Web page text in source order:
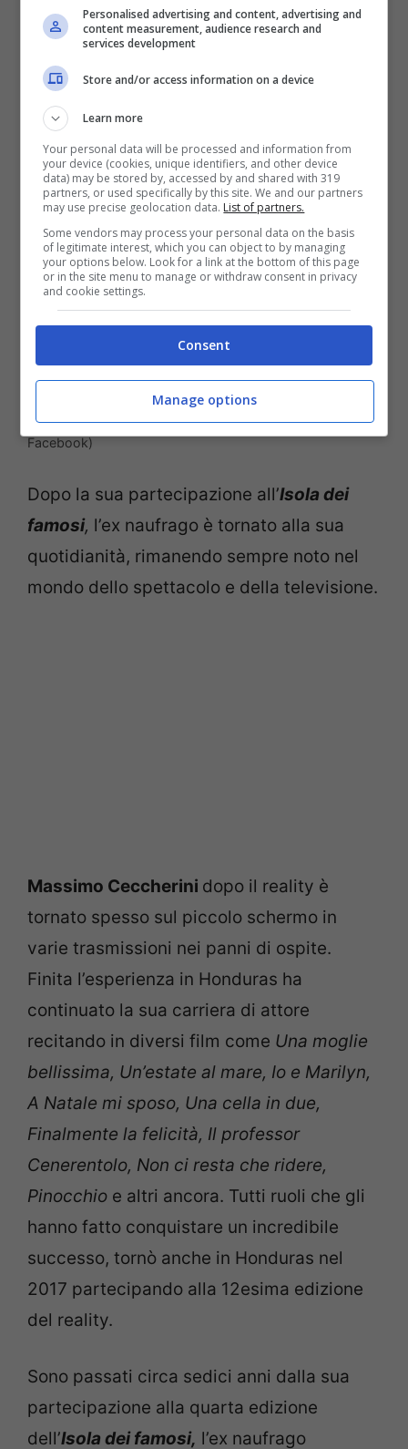
Ecco cosa ha fatto dopo
l’Isola dei famosi e cosa fa
oggiMassimo Ceccherini
L’ex naufrago Massimo Ceccherini (Screenshot da
Facebook)
Dopo la sua partecipazione all’Isola dei
famosi, l’ex naufrago è tornato alla sua
quotidianità, rimanendo sempre noto nel
mondo dello spettacolo e della televisione.
Massimo Ceccherini dopo il reality è
tornato spesso sul piccolo schermo in
varie trasmissioni nei panni di ospite.
Finita l’esperienza in Honduras ha
continuato la sua carriera di attore
recitando in diversi film come Una moglie
bellissima, Un’estate al mare, Io e Marilyn,
A Natale mi sposo, Una cella in due,
Finalmente la felicità, Il professor
Cenerentolo, Non ci resta che ridere,
Pinocchio e altri ancora. Tutti ruoli che gli
hanno fatto conquistare un incredibile
successo, tornò anche in Honduras nel
2017 partecipando alla 12esima edizione
del reality.
Sono passati circa sedici anni dalla sua
partecipazione alla quarta edizione
dell’Isola dei famosi, l’ex naufrago
Personalised advertising and content, advertising and
content measurement, audience research and
services development
Store and/or access information on a device
Learn more
Your personal data will be processed and information from
your device (cookies, unique identifiers, and other device
data) may be stored by, accessed by and shared with 319
partners, or used specifically by this site. We and our partners
may use precise geolocation data. List of partners.
Some vendors may process your personal data on the basis
of legitimate interest, which you can object to by managing
your options below. Look for a link at the bottom of this page
or in the site menu to manage or withdraw consent in privacy
and cookie settings.
Consent
Manage options